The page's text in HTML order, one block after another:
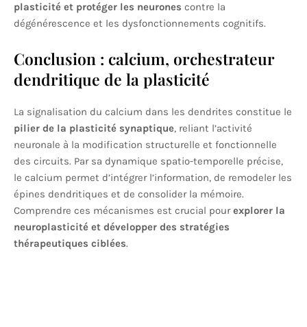
plasticité et protéger les neurones contre la
dégénérescence et les dysfonctionnements cognitifs.
Conclusion : calcium, orchestrateur
dendritique de la plasticité
La signalisation du calcium dans les dendrites constitue le
pilier de la plasticité synaptique, reliant l’activité
neuronale à la modification structurelle et fonctionnelle
des circuits. Par sa dynamique spatio-temporelle précise,
le calcium permet d’intégrer l’information, de remodeler les
épines dendritiques et de consolider la mémoire.
Comprendre ces mécanismes est crucial pourexplorer la
neuroplasticité et développer des stratégies
thérapeutiques ciblées.